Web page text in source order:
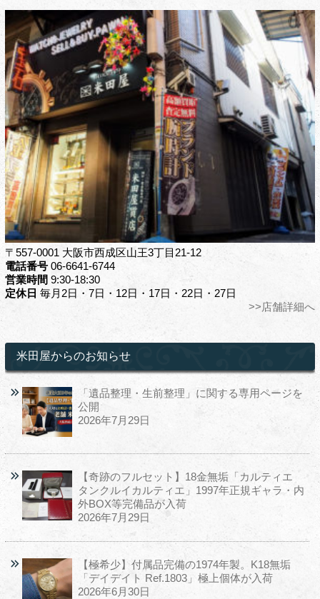
〒557-0001 大阪市西成区山王3丁目21-12
電話番号06-6641-6744
営業時間 9:30-18:30
定休日 毎月2日・7日・12日・17日・22日・27日
>>店舗詳細へ
米田屋からのお知らせ
「遺品整理・生前整理」に関する専用ページを
公開
2026年7月29日
【奇跡のフルセット】18金無垢「カルティエ
タンクルイカルティエ」1997年正規ギャラ・内
外BOX等完備品が入荷
2026年7月29日
【極希少】付属品完備の1974年製。K18無垢
「デイデイト Ref.1803」極上個体が入荷
2026年6月30日